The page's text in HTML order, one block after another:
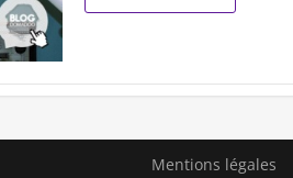
Mentions légales